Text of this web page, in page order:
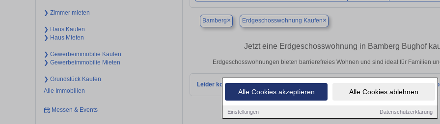
Alle Cookies akzeptieren Alle Cookies ablehnen
Einstellungen Datenschutzerklärung
❯ Zimmer mieten
❯ Haus Kaufen
❯ Haus Mieten
❯ Gewerbeimmobilie Kaufen
❯ Gewerbeimmobilie Mieten
❯ Grundstück Kaufen
Alle Immobilien
Messen & Events
Bamberg× Erdgeschosswohnung Kaufen×
Jetzt eine Erdgeschosswohnung in Bamberg Bughof
Erdgeschosswohnungen bieten barrierefreies Wohnen und sind ideal für Familien
Leider konnten wir derzeit keine passenden Objekte finden. Schauen Sie bald wieder